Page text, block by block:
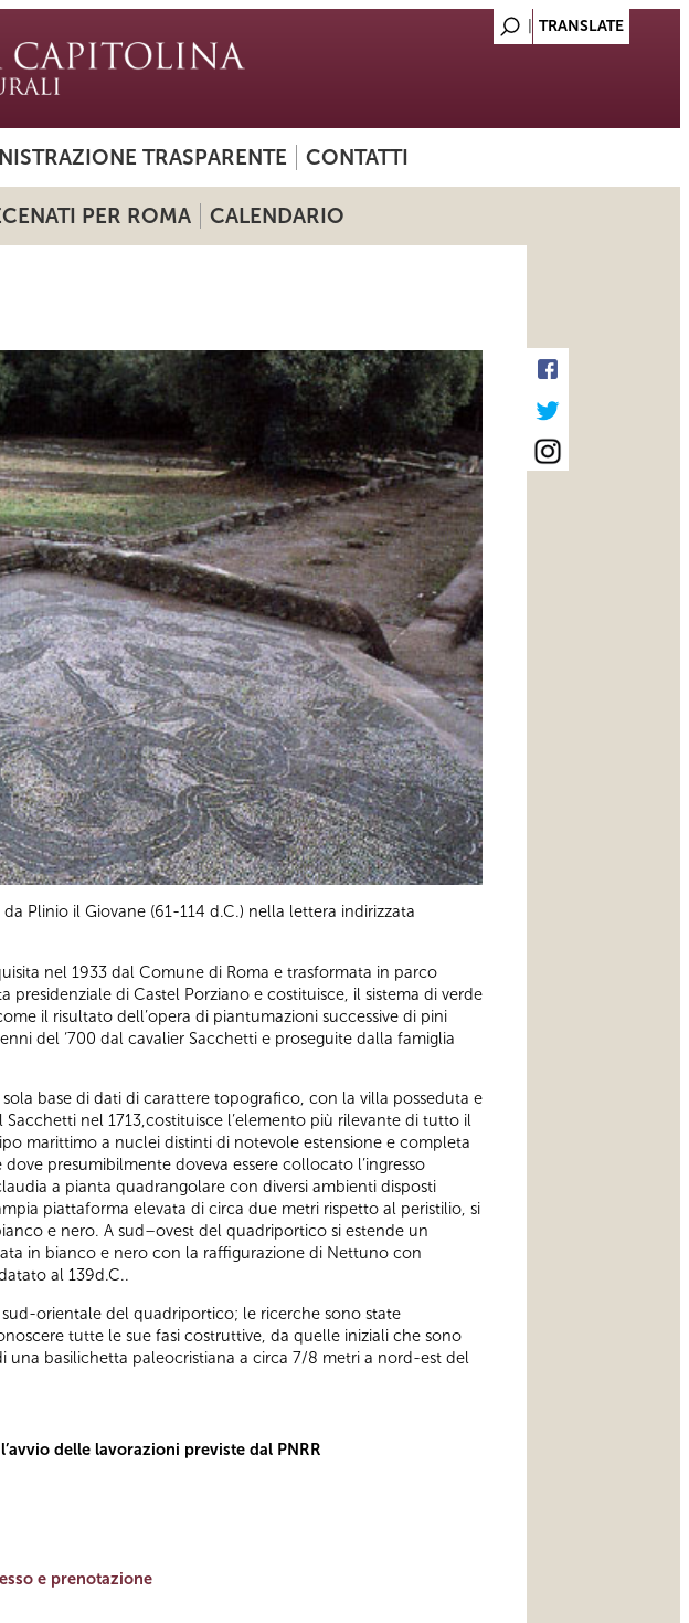
TRASPARENTE CONTATTI
PER ROMA CALENDARIO
Plinio il Giovane (61-114 d.C.) nella lettera indirizzata
nel 1933 dal Comune di Roma e trasformata in parco
di Castel Porziano e costituisce, il sistema di verde
il risultato dell’opera di piantumazioni successive di pini
del ‘700 dal cavalier Sacchetti e proseguite dalla famiglia
base di dati di carattere topografico, con la villa posseduta e
nel 1713,costituisce l’elemento più rilevante di tutto il
marittimo a nuclei distinti di notevole estensione e completa
presumibilmente doveva essere collocato l’ingresso
a pianta quadrangolare con diversi ambienti disposti
piattaforma elevata di circa due metri rispetto al peristilio, si
e nero. A sud–ovest del quadriportico si estende un
in bianco e nero con la raffigurazione di Nettuno con
al 139d.C..
orientale del quadriportico; le ricerche sono state
tutte le sue fasi costruttive, da quelle iniziali che sono
basilichetta paleocristiana a circa 7/8 metri a nord-est del
delle lavorazioni previste dal PNRR
e prenotazione